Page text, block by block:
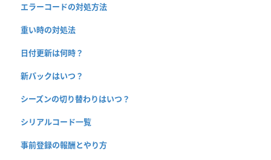
エラーコードの対処方法
重い時の対処法
日付更新は何時？
新パックはいつ？
シーズンの切り替わりはいつ？
シリアルコード一覧
事前登録の報酬とやり方